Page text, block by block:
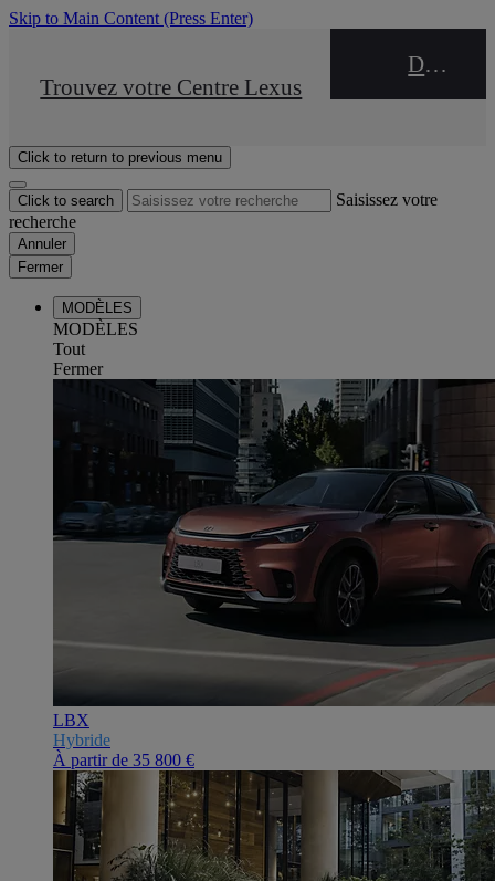
Skip to Main Content (Press Enter)
STOP DRIVE Takata
Trouvez votre Centre Lexus
DEALER NAME
Click to return to previous menu
Click to search
Saisissez votre
recherche
Annuler
Fermer
MODÈLES
MODÈLES
Tout
Fermer
LBX
Hybride
À partir de 35 800 €